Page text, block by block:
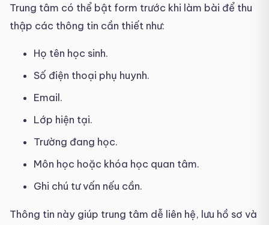
Trung tâm có thể bật form trước khi làm bài để thu
thập các thông tin cần thiết như:
Họ tên học sinh.
Số điện thoại phụ huynh.
Email.
Lớp hiện tại.
Trường đang học.
Môn học hoặc khóa học quan tâm.
Ghi chú tư vấn nếu cần.
Thông tin này giúp trung tâm dễ liên hệ, lưu hồ sơ và